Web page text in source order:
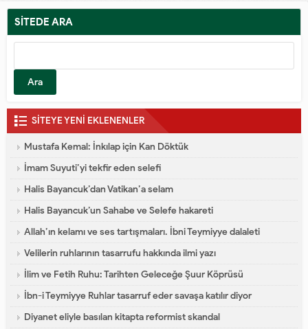
onlara kitabı ve hikmeti öğreten bir
temizleyen…" Resulüllah (Sallallahu
SİTEDE ARA
SİTEYE YENİ EKLENENLER
Mustafa Kemal: İnkılap için Kan Döktük
İmam Suyuti’yi tekfir eden selefi
Halis Bayancuk’dan Vatikan’a selam
Halis Bayancuk’un Sahabe ve Selefe hakareti
Allah’ın kelamı ve ses tartışmaları. İbni Teymiyye dalaleti
Velilerin ruhlarının tasarrufu hakkında ilmi yazı
İlim ve Fetih Ruhu: Tarihten Geleceğe Şuur Köprüsü
İbn-i Teymiyye Ruhlar tasarruf eder savaşa katılır diyor
Diyanet eliyle basılan kitapta reformist skandal